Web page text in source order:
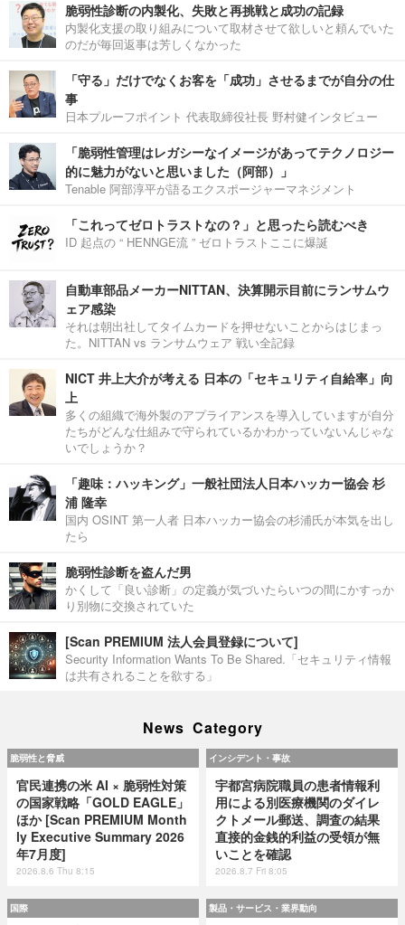
脆弱性診断の内製化、失敗と再挑戦と成功の記録
内製化支援の取り組みについて取材させて欲しいと頼んでいた
のだが毎回返事は芳しくなかった
「守る」だけでなくお客を「成功」させるまでが自分の仕
事
日本プルーフポイント 代表取締役社長 野村健インタビュー
「脆弱性管理はレガシーなイメージがあってテクノロジー
的に魅力がないと思いました（阿部）」
Tenable 阿部淳平が語るエクスポージャーマネジメント
「これってゼロトラストなの？」と思ったら読むべき
ID 起点の “ HENNGE流 ” ゼロトラストここに爆誕
自動車部品メーカーNITTAN、決算開示目前にランサムウ
ェア感染
それは朝出社してタイムカードを押せないことからはじまっ
た。NITTAN vs ランサムウェア 戦い全記録
NICT 井上大介が考える 日本の「セキュリティ自給率」向
上
多くの組織で海外製のアプライアンスを導入していますが自分
たちがどんな仕組みで守られているかわかっていないんじゃな
いでしょうか？
「趣味：ハッキング」一般社団法人日本ハッカー協会 杉
浦 隆幸
国内 OSINT 第一人者 日本ハッカー協会の杉浦氏が本気を出し
たら
脆弱性診断を盗んだ男
かくして「良い診断」の定義が気づいたらいつの間にかすっか
り別物に交換されていた
[Scan PREMIUM 法人会員登録について]
Security Information Wants To Be Shared.「セキュリティ情報
は共有されることを欲する」
News Category
脆弱性と脅威
官民連携の米 AI × 脆弱性対策
の国家戦略「GOLD EAGLE」
ほか [Scan PREMIUM Month
ly Executive Summary 2026
年7月度]
2026.8.6 Thu 8:15
インシデント・事故
宇都宮病院職員の患者情報利
用による別医療機関のダイレ
クトメール郵送、調査の結果
直接的金銭的利益の受領が無
いことを確認
2026.8.7 Fri 8:05
国際 製品・サービス・業界動向